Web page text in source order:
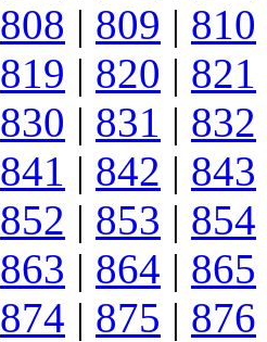
808 | 809 | 810
819 | 820 | 821
830 | 831 | 832
841 | 842 | 843
852 | 853 | 854
863 | 864 | 865
874 | 875 | 876